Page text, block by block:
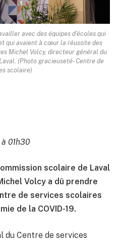
avec des équipes d’écoles qui
qui avaient à cœur la réussite des
Michel Volcy, directeur général du
(Photo gracieuseté- Centre de
scolaire)
01h30
scolaire de Laval
Volcy a dû prendre
de services scolaires
de la COVID-19.
du Centre de services